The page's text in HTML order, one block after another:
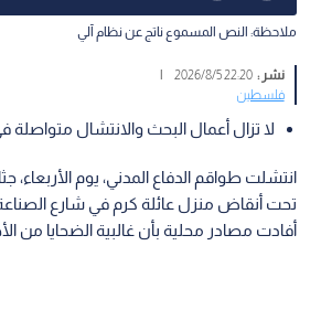
ملاحظة: النص المسموع ناتج عن نظام آلي
نشر :22:20 2026/8/5
|
فلسطين
لا تزال أعمال البحث والانتشال
تحت أنقاض منزل عائلة كرم في شارع
أفادت مصادر محلية بأن غالبية الضحايا من